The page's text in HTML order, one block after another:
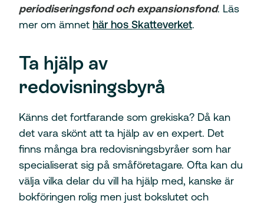
periodiseringsfond och expansionsfond. Läs
mer om ämnet här hos Skatteverket.
Ta hjälp av
redovisningsbyrå
Känns det fortfarande som grekiska? Då kan
det vara skönt att ta hjälp av en expert. Det
finns många bra redovisningsbyråer som har
specialiserat sig på småföretagare. Ofta kan du
välja vilka delar du vill ha hjälp med, kanske är
bokföringen rolig men just bokslutet och